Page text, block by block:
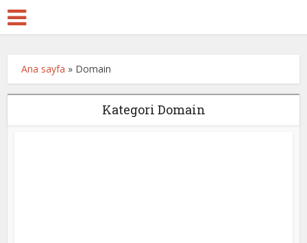
Ana sayfa » Domain
Kategori Domain